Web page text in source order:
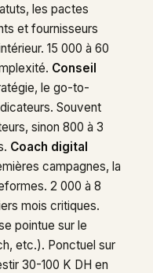
les pactes
et fournisseurs
15 000 à 60
Conseil
le go-to-
Souvent
sinon 800 à 3
Coach digital
campagnes, la
2 000 à 8
mois critiques.
pointue sur le
etc.). Ponctuel sur
30-100 K DH en